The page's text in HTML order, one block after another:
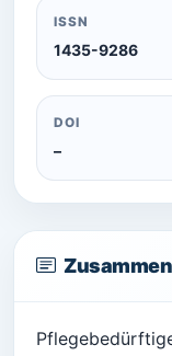
ISSN
1435-9286
DOI
–